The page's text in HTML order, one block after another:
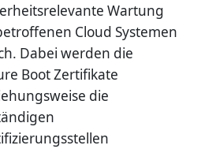
Wartung
Cloud Systemen
Dabei werden die
Boot Zertifikate
die